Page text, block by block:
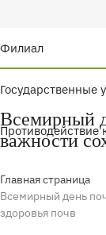
Филиал
Государственные
Противодействие
Всемирный
важности
Главная страница
Всемирный день
здоровья почв